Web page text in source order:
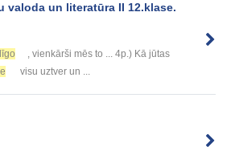
valoda un literatūra II 12.klase.
, vienkārši mēs to ... 4p.) Kā jūtas
visu uztver un ...